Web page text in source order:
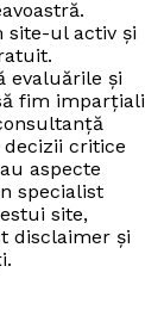
site-ul activ și
evaluările și
fim imparțiali
critice
aspecte
specialist
site,
disclaimer și